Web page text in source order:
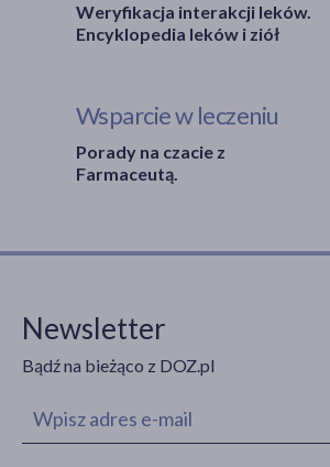
Weryfikacja interakcji leków.
Encyklopedia leków i ziół
Wsparcie w leczeniu
Porady na czacie z
Farmaceutą.
Newsletter
Bądź na bieżąco z DOZ.pl